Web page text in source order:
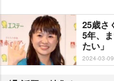
25歳さ
5年、
たい」
2024-03-09